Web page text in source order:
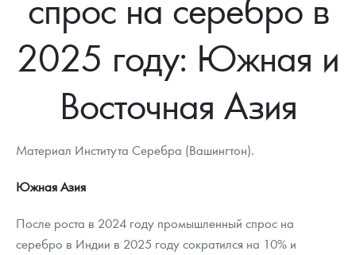
Монеты Царской России
Монеты стран мира после 1950г
Георгий Победоносец
Золотой червонец Сеятель
Год Лошади
Гарантии
Выкуп монет
Монеты
Информация
Распродажа монет и жетонов
Аналитика и события
Итоги 2025 года. Прогноз курсов золота, серебра, платины на
Котировки
Курс золота и серебра
Пресс-служба
2025 году: Южная и
Восточная Азия
Материал Института Серебра (Вашингтон).
Южная Азия
После роста в 2024 году промышленный спрос на
серебро в Индии в 2025 году сократился на 10% и